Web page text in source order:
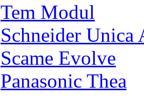
Tem Modul
Schneider Unica
Scame Evolve
Panasonic Thea